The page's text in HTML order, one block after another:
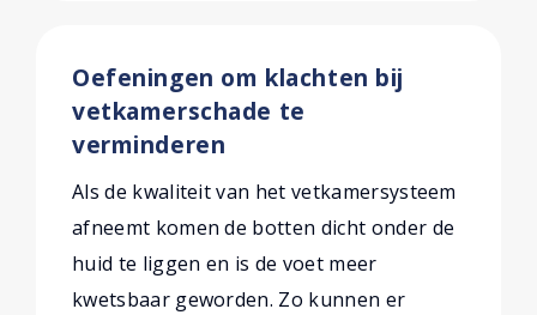
Oefeningen om klachten bij
vetkamerschade te
verminderen
Als de kwaliteit van het vetkamersysteem
afneemt komen de botten dicht onder de
huid te liggen en is de voet meer
kwetsbaar geworden. Zo kunnen er